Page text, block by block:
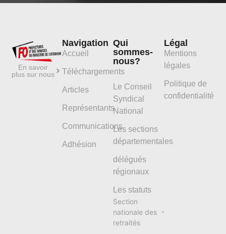
En savoir
plus sur nous
Navigation
Accueil
Téléchargements
Articles
Représentants
Communications
Adhésion
Qui
sommes-
nous?
Le Conseil
Syndical
National
Les sections
départementales
délégués
régionaux
Les statuts
Section
nationale des
retraités
Légal
Mentions
légales
Politique de
confidentialité